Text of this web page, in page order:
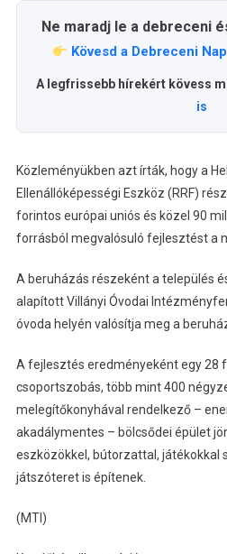
Ne maradj le a debreceni
Kövesd a Debreceni
A legfrissebb hírekért kövess
is
Közleményükben azt írták, hogy a
Ellenállóképességi Eszköz (RRF)
forintos európai uniós és közel 90
forrásból megvalósuló fejlesztést a
A beruházás részeként a település
alapított Villányi Óvodai
óvoda helyén valósítja meg a
A fejlesztés eredményeként egy 28
csoportszobás, több mint 400
melegítőkonyhával rendelkező –
akadálymentes – bölcsődei épület
eszközökkel, bútorzattal, játékokkal
játszóteret is építenek.
(MTI)